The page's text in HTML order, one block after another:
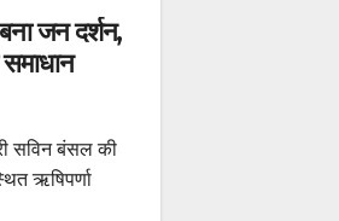
जन दर्शन,
सविन बंसल की
ऋषिपर्णा